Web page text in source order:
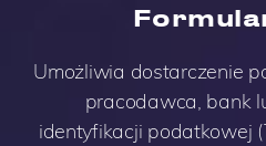
Umożliwia dostarczenie
pracodawca, bank
identyfikacji podatkowej